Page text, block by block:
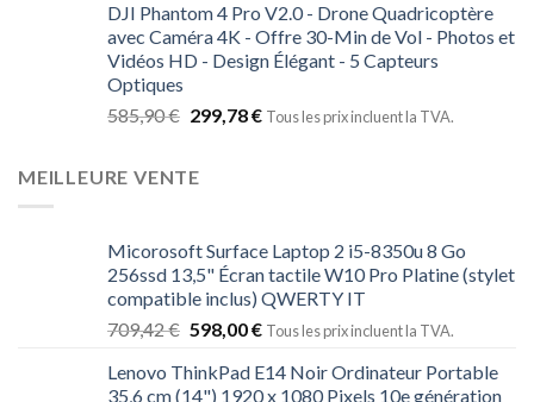
DJI Phantom 4 Pro V2.0 - Drone Quadricoptère
avec Caméra 4K - Offre 30-Min de Vol - Photos et
Vidéos HD - Design Élégant - 5 Capteurs
Optiques
585,90€ 299,78€ Tous les prix incluent la TVA.
MEILLEURE VENTE
Micorosoft Surface Laptop 2 i5-8350u 8 Go
256ssd 13,5" Écran tactile W10 Pro Platine (stylet
compatible inclus) QWERTY IT
709,42€ 598,00€ Tous les prix incluent la TVA.
Lenovo ThinkPad E14 Noir Ordinateur Portable
35,6 cm (14") 1920 x 1080 Pixels 10e génération